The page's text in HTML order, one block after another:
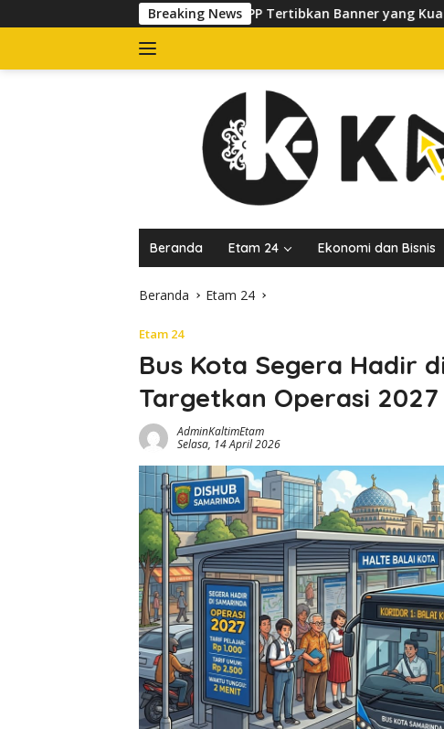
ke
Breaking News
Satpol PP Tertibkan Banner yang Kuasai Trotoar di Jalan dr
Beranda Etam 24 Ekonomi dan Bisnis
Beranda Etam 24
Etam 24
Bus Kota Segera Hadir
Targetkan Operasi 2027
AdminKaltimEtam
Selasa, 14 April 2026